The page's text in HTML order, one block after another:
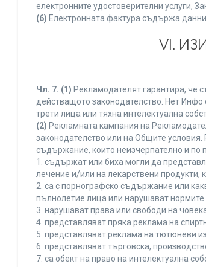
електронните удостоверителни услуги,
(6) Електронната фактура съдържа
VI.
Чл. 7. (1) Рекламодателят гарантира, че
действащото законодателство. Нет
трети лица или тяхна интелектуална
(2) Рекламната кампания на
законодателство или на Общите
съдържание, които неизчерпателно и по
1. съдържат или биха могли да
лечение и/или на лекарствени продукти,
2. са с порнографско съдържание или
пълнолетие лица или нарушават
3. нарушават права или свободи на
4. представляват пряка реклама на
5. представляват реклама на тютюневи
6. представляват търговска,
7. са обект на право на интелектуална